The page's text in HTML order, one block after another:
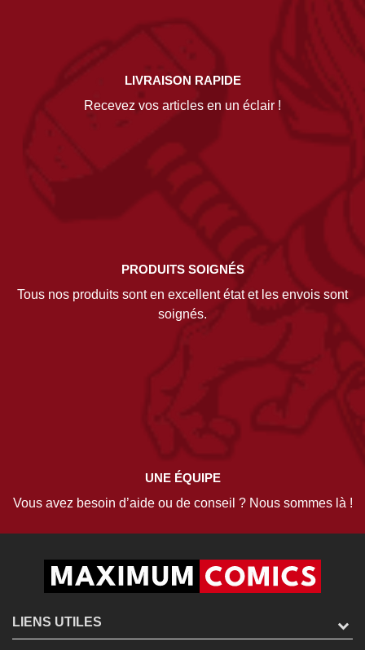
LIVRAISON RAPIDE
Recevez vos articles en un éclair !
PRODUITS SOIGNÉS
Tous nos produits sont en excellent état et les envois sont
soignés.
UNE ÉQUIPE
Vous avez besoin d’aide ou de conseil ? Nous sommes là !
LIENS UTILES